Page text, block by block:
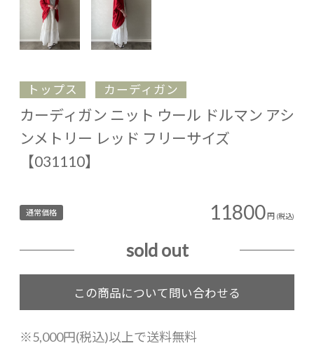
トップス カーディガン
カーディガン ニット ウール ドルマン アシ
ンメトリー レッド フリーサイズ
【031110】
通常価格 11800円 (税込)
sold out
※5,000円(税込)以上で送料無料